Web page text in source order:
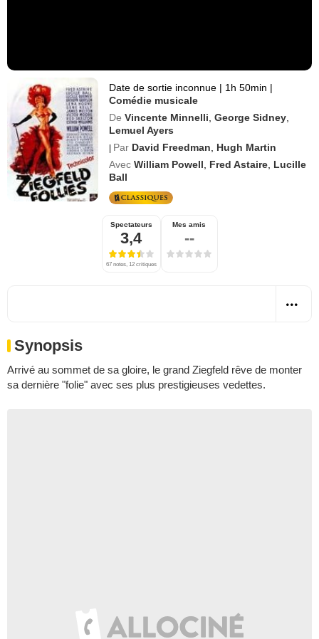
Date de sortie inconnue | 1h 50min |
Comédie musicale
De Vincente Minnelli ,George Sidney
Lemuel Ayers
| Par David Freedman
Hugh Martin
Avec William Powell Fred Astaire Lucille
Ball
Spectateurs
3,4
67 notes, 12 critiques
Mes amis
--
Synopsis
Arrivé au sommet de sa gloire, le grand Ziegfeld rêve de monter
sa dernière "folie" avec ses plus prestigieuses vedettes.